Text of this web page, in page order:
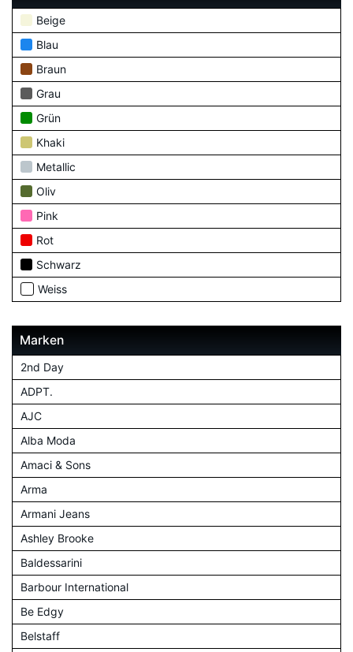
Beige
Blau
Braun
Grau
Grün
Khaki
Metallic
Oliv
Pink
Rot
Schwarz
Weiss
Marken
2nd Day
ADPT.
AJC
Alba Moda
Amaci & Sons
Arma
Armani Jeans
Ashley Brooke
Baldessarini
Barbour International
Be Edgy
Belstaff